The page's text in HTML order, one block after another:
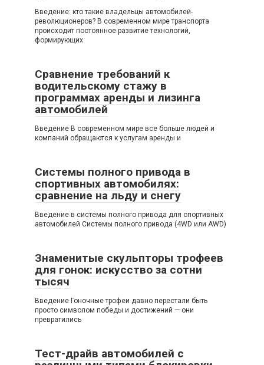
Введение: кто такие владельцы автомобилей-
революционеров? В современном мире транспорта
происходит постоянное развитие технологий,
формирующих
Сравнение требований к
водительскому стажу в
программах аренды и лизинга
автомобилей
Введение В современном мире все больше людей и
компаний обращаются к услугам аренды и
Системы полного привода в
спортивных автомобилях:
сравнение на льду и снегу
Введение в системы полного привода для спортивных
автомобилей Системы полного привода (4WD или AWD)
Знаменитые скульпторы трофеев
для гонок: искусство за сотни
тысяч
Введение Гоночные трофеи давно перестали быть
просто символом победы и достижений — они
превратились
Тест-драйв автомобилей с